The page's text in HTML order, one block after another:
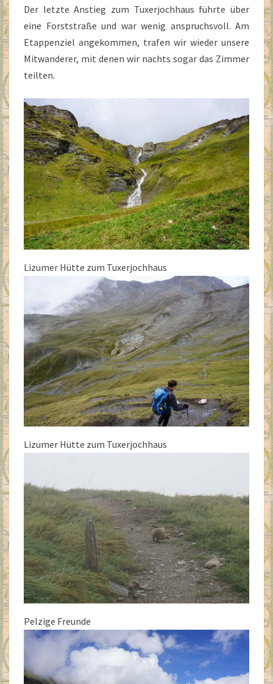
Der letzte Anstieg zum Tuxerjochhaus führte über
eine Forststraße und war wenig anspruchsvoll. Am
Etappenziel angekommen, trafen wir wieder unsere
Mitwanderer, mit denen wir nachts sogar das Zimmer
teilten.
Lizumer Hütte zum Tuxerjochhaus
Lizumer Hütte zum Tuxerjochhaus
Pelzige Freunde